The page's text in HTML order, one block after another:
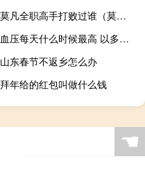
莫凡全职高手打败过谁（莫凡全职高手）
血压每天什么时候最高 以多少为准（血压每天什么时候最高）
山东春节不返乡怎么办
拜年给的红包叫做什么钱
☚